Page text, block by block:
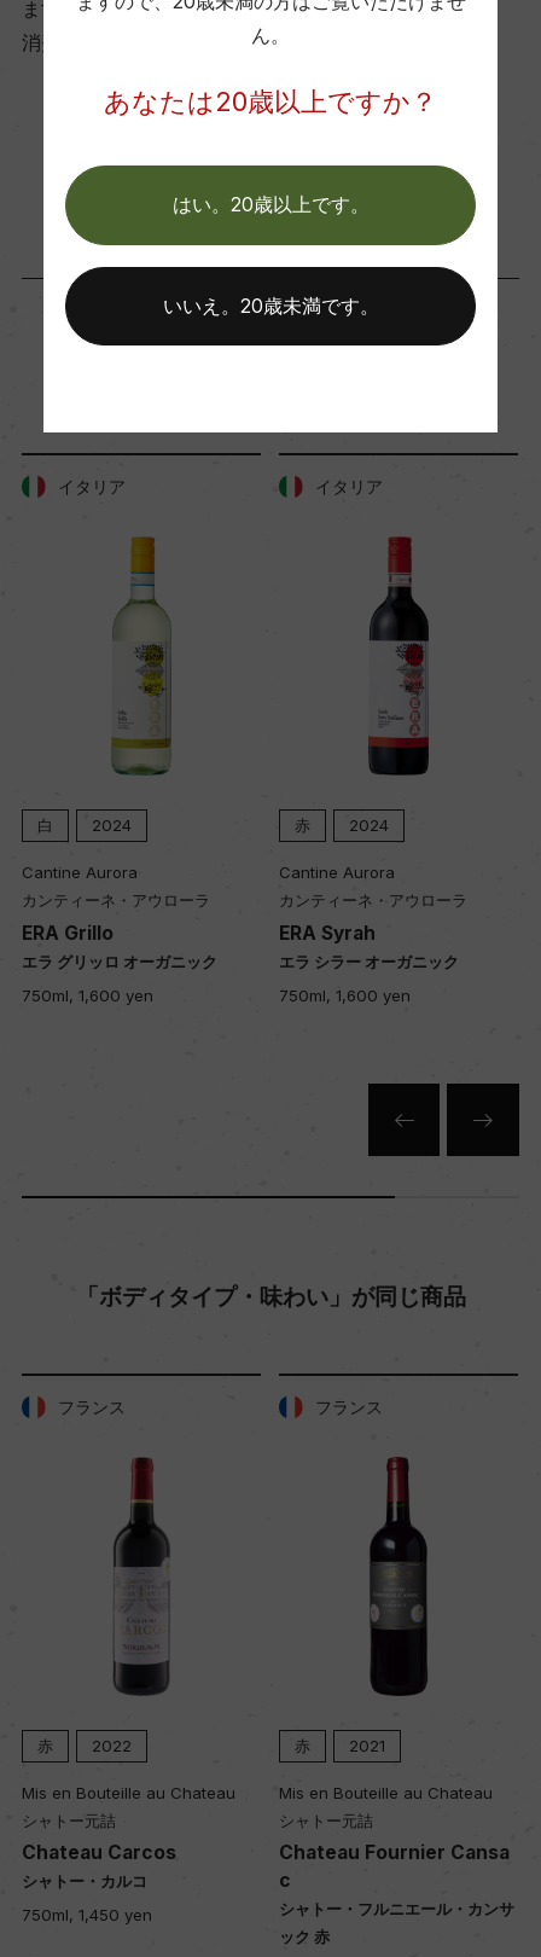
有機JAS認証
あり
(2020)インターナショナル・オーガニック・ワイ
ン・アワード 2021 金賞:92点 (2018)ベルリン ワイ
ン・トロフィー 2019 金賞
海外ワイン専門誌評価歴
Wine Advocate 獲得点
ー
国内ワイン専門誌評価歴
Wine Spectator 得点
醗酵・熟成
醗酵：ステンレスタンク/主醗酵後、ステンレスタ
ンクにてマロラクティック醗酵
熟成：ステンレスタンク熟成
70hl/ha
粘土質、砂質
品質分類・原産地呼称
モンテプルチアーノ・ダブルッツォD.O.C.
格付
ー
入数
12
ます。
消費者様には酒販店様の紹介をしております
イタリア
白 2024
Cantine Aurora
カンティーネ・アウローラ
ERA Grillo
エラ グリッロ オーガニック
750ml, 1,600 yen
イタリア
赤 2024
Cantine Aurora
カンティーネ・アウローラ
ERA Syrah
エラ シラー オーガニック
750ml, 1,600 yen
「ボディタイプ・味わい」が同じ商品
フランス
赤 2022
Mis en Bouteille au Chateau
シャトー元詰
Chateau Carcos
シャトー・カルコ
750ml, 1,450 yen
フランス
赤 2021
Mis en Bouteille au Chateau
シャトー元詰
Chateau Fournier Cansa
c
シャトー・フルニエール・カンサ
ック 赤
ん。
あなたは20歳以上ですか？
はい。20歳以上です。
いいえ。20歳未満です。